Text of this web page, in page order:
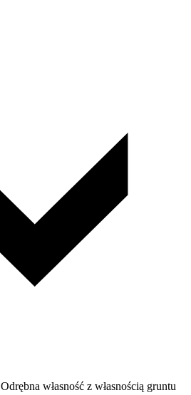
Odrębna własność z własnością gruntu